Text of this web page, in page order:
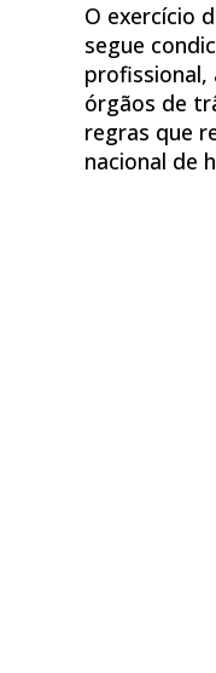
O exercício
segue
profissional,
órgãos de
regras que
nacional de